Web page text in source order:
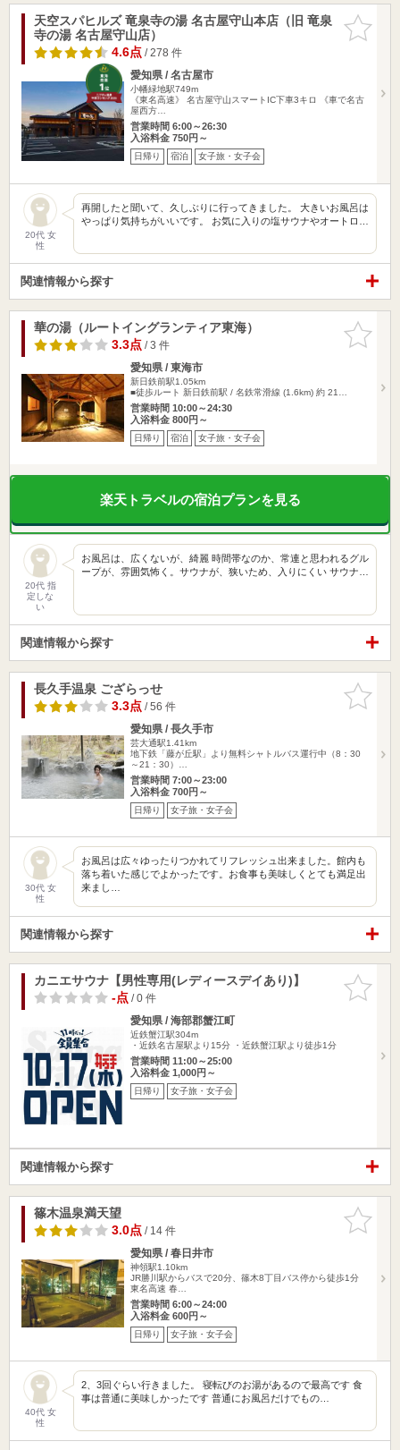
お気に入
りに追加
天空スパヒルズ 竜泉寺の湯 名古屋守山本店（旧 竜泉
寺の湯 名古屋守山店）
4.6点/ 278 件
愛知県 / 名古屋市
小幡緑地駅749m
《東名高速》 名古屋守山スマートIC下車3キロ 《車で名古
屋西方…
営業時間 6:00～26:30
入浴料金 750円～
日帰り 宿泊 女子旅・女子会
20代 女
性
再開したと聞いて、久しぶりに行ってきました。 大きいお風呂は
やっぱり気持ちがいいです。 お気に入りの塩サウナやオートロ…
関連情報から探す
お気に入
りに追加
華の湯（ルートイングランティア東海）
3.3点/ 3 件
愛知県 / 東海市
新日鉄前駅1.05km
■徒歩ルート 新日鉄前駅 / 名鉄常滑線 (1.6km) 約 21…
営業時間 10:00～24:30
入浴料金 800円～
日帰り 宿泊 女子旅・女子会
楽天トラベルの宿泊プランを見る
20代 指
定しな
い
お風呂は、広くないが、綺麗 時間帯なのか、常連と思われるグル
ープが、雰囲気怖く。サウナが、狭いため、入りにくい サウナ…
関連情報から探す
お気に入
りに追加
長久手温泉 ござらっせ
3.3点/ 56 件
愛知県 / 長久手市
芸大通駅1.41km
地下鉄「藤が丘駅」より無料シャトルバス運行中（8：30
～21：30）…
営業時間 7:00～23:00
入浴料金 700円～
日帰り 女子旅・女子会
30代 女
性
お風呂は広々ゆったりつかれてリフレッシュ出来ました。館内も
落ち着いた感じでよかったです。お食事も美味しくとても満足出
来まし…
関連情報から探す
お気に入
りに追加
カニエサウナ【男性専用(レディースデイあり)】
-点/ 0 件
愛知県 / 海部郡蟹江町
近鉄蟹江駅304m
・近鉄名古屋駅より15分 ・近鉄蟹江駅より徒歩1分
営業時間 11:00～25:00
入浴料金 1,000円～
日帰り 女子旅・女子会
関連情報から探す
お気に入
りに追加
篠木温泉満天望
3.0点/ 14 件
愛知県 / 春日井市
神領駅1.10km
JR勝川駅からバスで20分、篠木8丁目バス停から徒歩1分
東名高速 春…
営業時間 6:00～24:00
入浴料金 600円～
日帰り 女子旅・女子会
40代 女
性
2、3回ぐらい行きました。 寝転びのお湯があるので最高です 食
事は普通に美味しかったです 普通にお風呂だけでもの…